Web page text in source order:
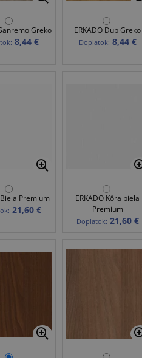
Greko
8,44 €
ERKADO Dub Greko
Doplatok: 8,44 €
Biela Premium
21,60 €
ERKADO Kôra biela
Premium
Doplatok: 21,60 €